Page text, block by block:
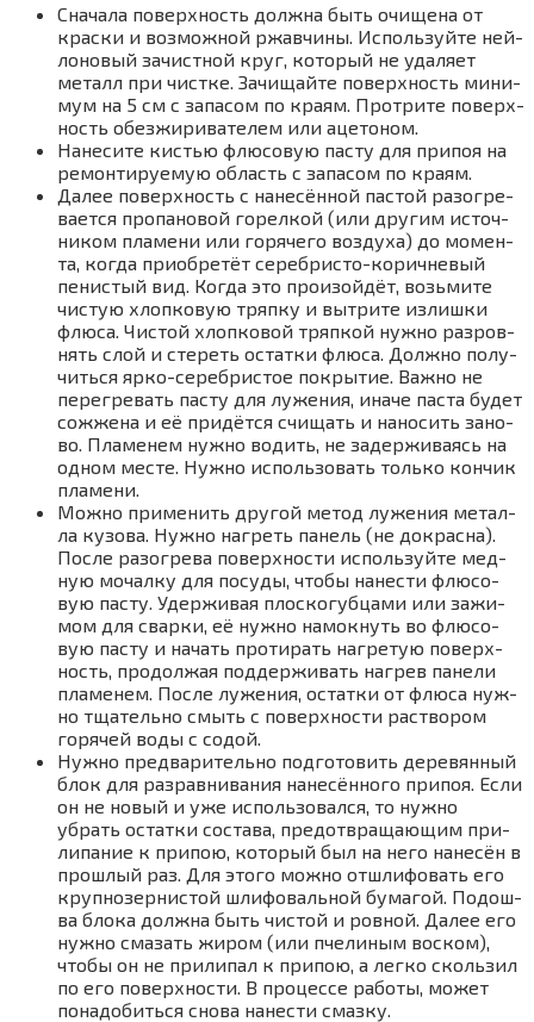
Сна­ча­ла поверх­ность долж­на быть очи­ще­на от
крас­ки и воз­мож­ной ржав­чи­ны. Исполь­зуй­те ней­
ло­но­вый зачист­ной круг, кото­рый не уда­ля­ет
металл при чист­ке. Зачи­щай­те поверх­ность мини­
мум на 5 см с запа­сом по кра­ям. Про­три­те поверх­
ность обез­жи­ри­ва­те­лем или аце­то­ном.
Нане­си­те кистью флю­со­вую пас­ту для при­поя на
ремон­ти­ру­е­мую область с запа­сом по кра­ям.
Далее поверх­ность с нане­сён­ной пас­той разо­гре­
ва­ет­ся про­па­но­вой горел­кой (или дру­гим источ­
ни­ком пла­ме­ни или горя­че­го воз­ду­ха) до момен­
та, когда при­об­ре­тёт сереб­ри­сто-корич­не­вый
пени­стый вид. Когда это про­изой­дёт, возь­ми­те
чистую хлоп­ко­вую тряп­ку и вытри­те излиш­ки
флю­са. Чистой хлоп­ко­вой тряп­кой нуж­но раз­ров­
нять слой и сте­реть остат­ки флю­са. Долж­но полу­
чить­ся ярко-сереб­ри­стое покры­тие. Важ­но не
пере­гре­вать пас­ту для луже­ния, ина­че пас­та будет
сожже­на и её при­дёт­ся счи­щать и нано­сить зано­
во. Пла­ме­нем нуж­но водить, не задер­жи­ва­ясь на
одном месте. Нуж­но исполь­зо­вать толь­ко кон­чик
пла­ме­ни.
Мож­но при­ме­нить дру­гой метод луже­ния метал­
ла кузо­ва. Нуж­но нагреть панель (не докрас­на).
После разо­гре­ва поверх­но­сти исполь­зуй­те мед­
ную мочал­ку для посу­ды, что­бы нане­сти флю­со­
вую пас­ту. Удер­жи­вая плос­ко­губ­ца­ми или зажи­
мом для свар­ки, её нуж­но намок­нуть во флю­со­
вую пас­ту и начать про­ти­рать нагре­тую поверх­
ность, про­дол­жая под­дер­жи­вать нагрев пане­ли
пла­ме­нем. После луже­ния, остат­ки от флю­са нуж­
но тща­тель­но смыть с поверх­но­сти рас­тво­ром
горя­чей воды с содой.
Нуж­но пред­ва­ри­тель­но под­го­то­вить дере­вян­ный
блок для раз­рав­ни­ва­ния нане­сён­но­го при­поя. Если
он не новый и уже исполь­зо­вал­ся, то нуж­но
убрать остат­ки соста­ва, предот­вра­ща­ю­щим при­
ли­па­ние к при­пою, кото­рый был на него нане­сён в
про­шлый раз. Для это­го мож­но отшли­фо­вать его
круп­но­зер­ни­стой шли­фо­валь­ной бума­гой. Подош­
ва бло­ка долж­на быть чистой и ров­ной. Далее его
нуж­но сма­зать жиром (или пче­ли­ным вос­ком),
что­бы он не при­ли­пал к при­пою, а лег­ко сколь­зил
по его поверх­но­сти. В про­цес­се рабо­ты, может
пона­до­бить­ся сно­ва нане­сти смаз­ку.